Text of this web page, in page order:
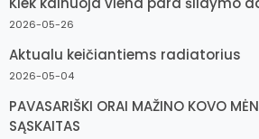
2026-05-26
Aktualu keičiantiems radiatorius
2026-05-04
PAVASARIŠKI ORAI MAŽINO KOVO
SĄSKAITAS